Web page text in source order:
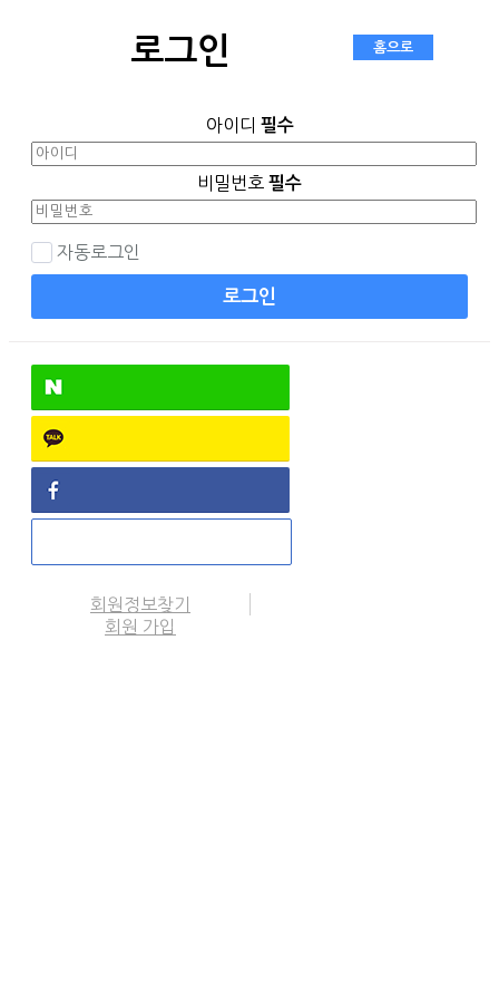
로그인
아이디 필수
비밀번호 필수
자동로그인
로그인
회원정보찾기
회원 가입